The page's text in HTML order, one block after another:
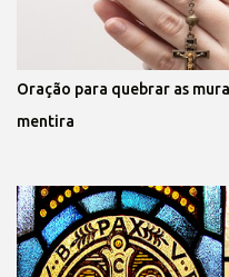
Oração para quebrar as
mentira